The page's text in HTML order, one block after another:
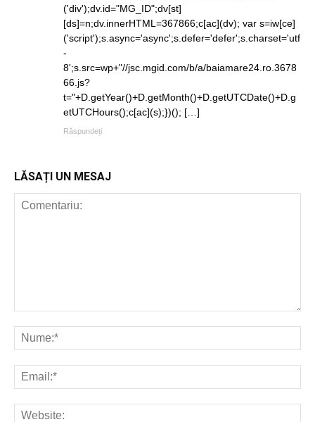
('div');dv.id="MG_ID";dv[st]
[ds]=n;dv.innerHTML=367866;c[ac](dv); var s=iw[ce]
('script');s.async='async';s.defer='defer';s.charset='utf
-
8';s.src=wp+"//jsc.mgid.com/b/a/baiamare24.ro.3678
66.js?
t="+D.getYear()+D.getMonth()+D.getUTCDate()+D.g
etUTCHours();c[ac](s);})(); […]
Răspundeți
LĂSAȚI UN MESAJ